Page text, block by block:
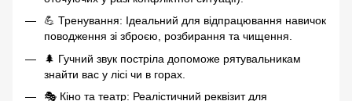
💪 Тренування: Ідеальний для відпрацювання навичок
поводження зі зброєю, розбирання та чищення.
🌲 Гучний звук постріла допоможе рятувальникам
знайти вас у лісі чи в горах.
🎭 Кіно та театр: Реалістичний реквізит для